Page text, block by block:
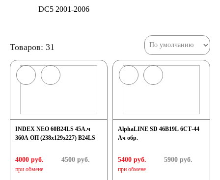
DC5 2001-2006
Товаров: 31
INDEX NEO 60B24LS 45А.ч
360А ОП (238x129x227) B24LS
4000 руб.
при обмене
4500руб.
AlphaLINE SD 46B19L 6СТ-44
Ач обр.
5400 руб.
при обмене
5900руб.